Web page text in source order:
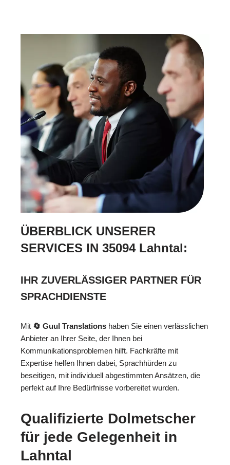
ÜBERBLICK UNSERER
SERVICES IN 35094 Lahntal:
IHR ZUVERLÄSSIGER PARTNER FÜR
SPRACHDIENSTE
Mit 🔄 Guul Translations haben Sie einen verlässlichen
Anbieter an Ihrer Seite, der Ihnen bei
Kommunikationsproblemen hilft. Fachkräfte mit
Expertise helfen Ihnen dabei, Sprachhürden zu
beseitigen, mit individuell abgestimmten Ansätzen, die
perfekt auf Ihre Bedürfnisse vorbereitet wurden.
Qualifizierte Dolmetscher
für jede Gelegenheit in
Lahntal